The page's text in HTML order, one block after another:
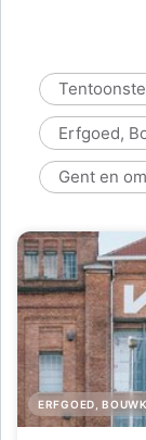
Erfgoed,
Gent en
ERFGOED,